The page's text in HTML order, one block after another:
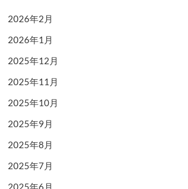
2026年2月
2026年1月
2025年12月
2025年11月
2025年10月
2025年9月
2025年8月
2025年7月
2025年6月